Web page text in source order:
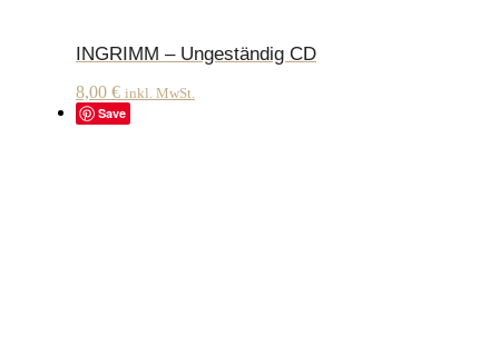
INGRIMM – Ungeständig CD
8,00 € inkl. MwSt.
Save